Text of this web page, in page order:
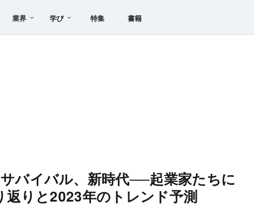
業界 学び 特集 書籍
サバイバル、新時代──起業家たちに
返りと2023年のトレンド予測